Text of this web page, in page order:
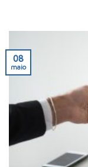
08
maio